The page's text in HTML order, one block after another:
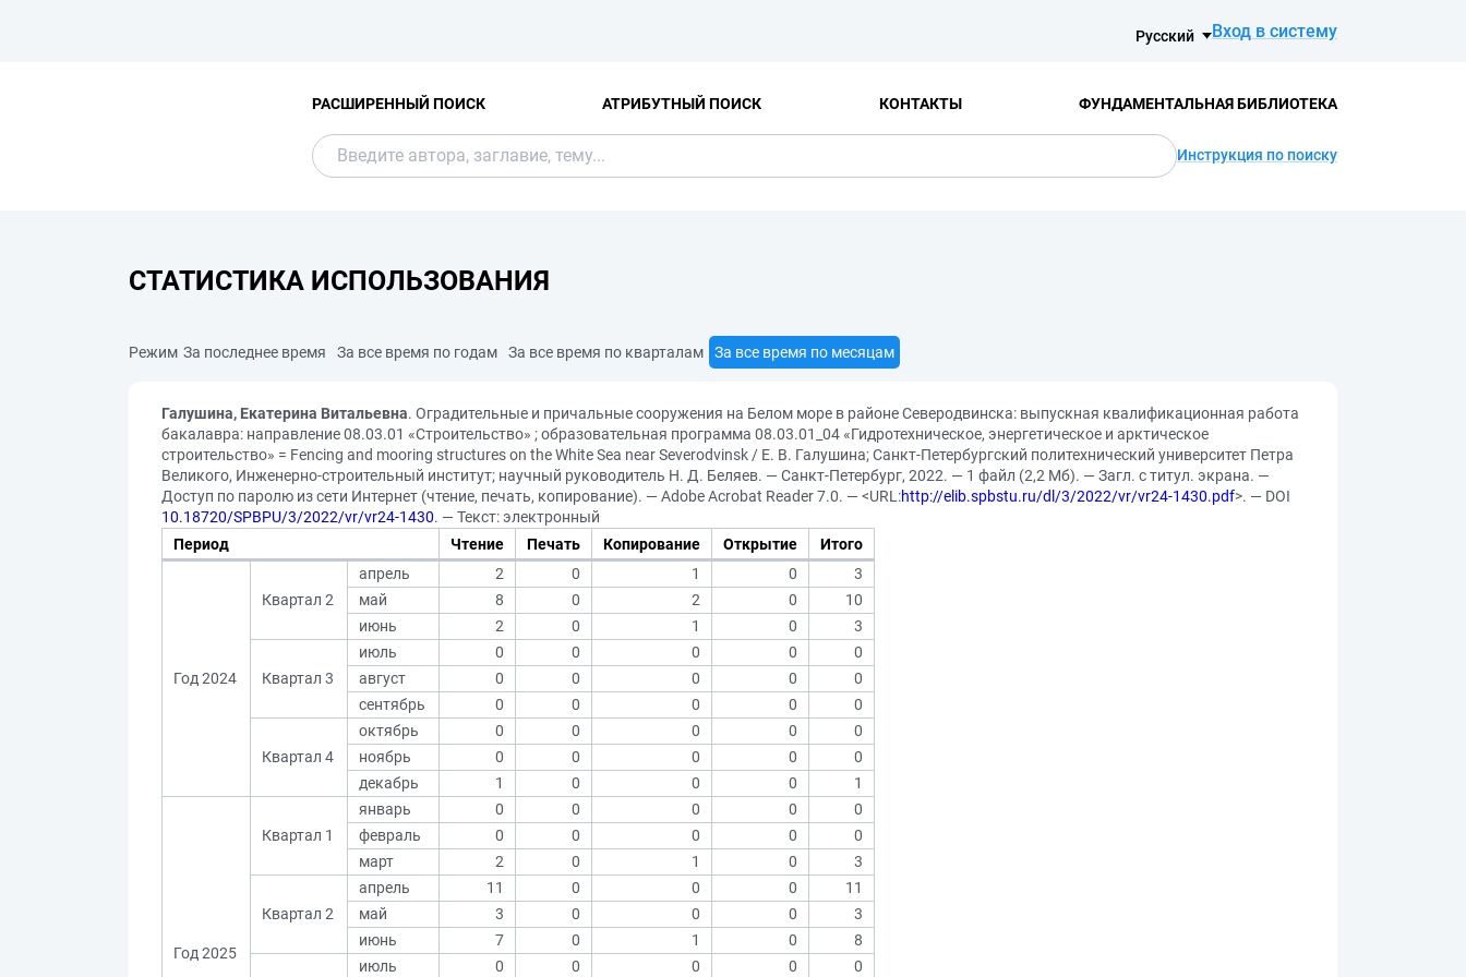
Русский Вход в систему
РАСШИРЕННЫЙ ПОИСК АТРИБУТНЫЙ ПОИСК КОНТАКТЫ ФУНДАМЕНТАЛЬНАЯ БИБЛИОТЕКА
Инструкция по поиску
СТАТИСТИКА ИСПОЛЬЗОВАНИЯ
Режим За последнее время За все время по годам За все время по кварталам За все время по месяцам
Галушина, Екатерина Витальевна. Оградительные и причальные сооружения на Белом море в районе Северодвинска: выпускная квалификационная работа
бакалавра: направление 08.03.01 «Строительство» ; образовательная программа 08.03.01_04 «Гидротехническое, энергетическое и арктическое
строительство» = Fencing and mooring structures on the White Sea near Severodvinsk / Е. В. Галушина; Санкт-Петербургский политехнический университет Петра
Великого, Инженерно-строительный институт; научный руководитель Н. Д. Беляев. — Санкт-Петербург, 2022. — 1 файл (2,2 Мб). — Загл. с титул. экрана. —
Доступ по паролю из сети Интернет (чтение, печать, копирование). — Adobe Acrobat Reader 7.0. — <URL:http://elib.spbstu.ru/dl/3/2022/vr/vr24-1430.pdf>. — DOI
10.18720/SPBPU/3/2022/vr/vr24-1430. — Текст: электронный
Период
Чтение Печать Копирование Открытие Итого
Год 2024
Квартал 2
апрель 2 0 1 0
3
май
8 0 2 0
10
июнь
2 0 1 0 3
Квартал 3
июль 0 0 0 0
0
август
0 0 0 0
0
сентябрь
0 0 0 0 0
Квартал 4
октябрь 0 0 0 0
0
ноябрь
0 0 0 0
0
декабрь
1 0 0 0 1
Год 2025
Квартал 1
январь 0 0 0 0
0
февраль
0 0 0 0
0
март
2 0 1 0 3
Квартал 2
апрель 11 0 0 0
11
май
3 0 0 0
3
июнь
7 0 1 0
8